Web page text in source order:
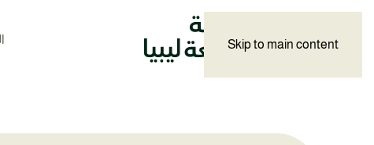
Skip to main content